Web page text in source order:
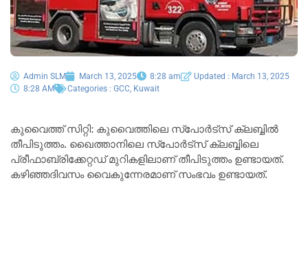
Admin SLM March 13, 2025 8:28 am
Updated : March 13, 2025
8:28 AM
Categories : GCC Kuwait
കുവൈത്ത് സിറ്റി: കുവൈത്തിലെ സ്പോർട്സ് ക്ലബ്ബിൽ
തീപിടുത്തം. ഖൈത്താനിലെ സ്പോർട്സ് ക്ലബ്ബിലെ
പ്രീഫാബ്രിക്കേറ്റഡ് മുറികളിലാണ് തീപിടുത്തം ഉണ്ടായത്.
കഴിഞ്ഞദിവസം വൈകുന്നേരമാണ് സംഭവം ഉണ്ടായത്.